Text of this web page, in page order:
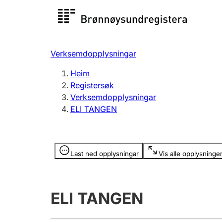
Registersøk
Registrere, endre, slette
Verksemdopplysningar
Heim
Registersøk
Verksemdopplysningar
ELI TANGEN
Last ned opplysningar Vis alle opplysninger
Opplysninger er skjult
ELI TANGEN